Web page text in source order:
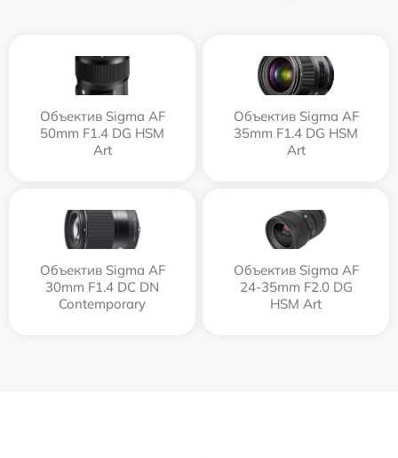
Объектив Sigma AF
50mm F1.4 DG HSM
Art
Объектив Sigma AF
35mm F1.4 DG HSM
Art
Объектив Sigma AF
30mm F1.4 DC DN
Contemporary
Объектив Sigma AF
24-35mm F2.0 DG
HSM Art